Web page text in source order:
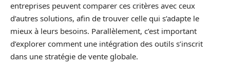
entreprises peuvent comparer ces critères avec ceux
d’autres solutions, afin de trouver celle qui s’adapte le
mieux à leurs besoins. Parallèlement, c’est important
d’explorer comment une intégration des outils s’inscrit
dans une stratégie de vente globale.